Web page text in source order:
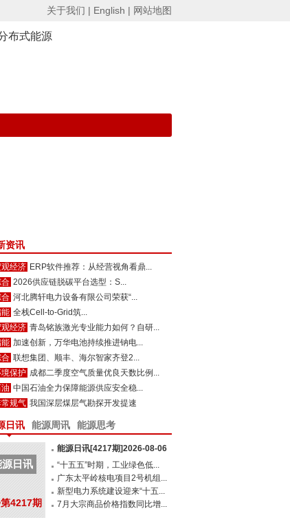
关于我们 | English | 网站地图
布式能源
资讯
经济 ERP软件推荐：从经营视角看鼎...
2026供应链脱碳平台选型：S...
河北腾轩电力设备有限公司荣获“...
全栈Cell-to-Grid筑...
经济 青岛铭族激光专业能力如何？自研...
加速创新，万华电池持续推进钠电...
联想集团、顺丰、海尔智家齐登2...
保护 成都二季度空气质量优良天数比例...
中国石油全力保障能源供应安全稳...
规气 我国深层煤层气勘探开发提速
日讯 能源周讯 能源思考
源日讯
4217期
能源日讯[4217期]2026-08-06
“十五五”时期，工业绿色低...
广东太平岭核电项目2号机组...
新型电力系统建设迎来“十五...
7月大宗商品价格指数同比增...